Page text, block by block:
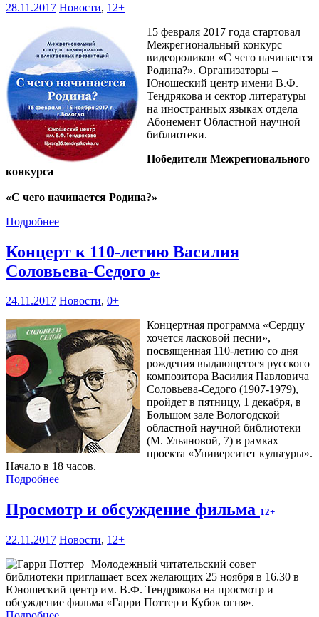
28.11.2017 Новости, 12+
15 февраля 2017 года стартовал
Межрегиональный конкурс
видеороликов «С чего начинается
Родина?». Организаторы –
Юношеский центр имени В.Ф.
Тендрякова и сектор литературы
на иностранных языках отдела
Абонемент Областной научной
библиотеки.
Победители Межрегионального
конкурса
«С чего начинается Родина?»
Подробнее
Концерт к 110-летию Василия
Соловьева-Седого 0+
24.11.2017 Новости, 0+
Концертная программа «Сердцу
хочется ласковой песни»,
посвященная 110-летию со дня
рождения выдающегося русского
композитора Василия Павловича
Соловьева-Седого (1907-1979),
пройдет в пятницу, 1 декабря, в
Большом зале Вологодской
областной научной библиотеки
(М. Ульяновой, 7) в рамках
проекта «Университет культуры».
Начало в 18 часов.
Подробнее
Просмотр и обсуждение фильма 12+
22.11.2017 Новости, 12+
Молодежный читательский совет
библиотеки приглашает всех желающих 25 ноября в 16.30 в
Юношеский центр им. В.Ф. Тендрякова на просмотр и
обсуждение фильма «Гарри Поттер и Кубок огня».